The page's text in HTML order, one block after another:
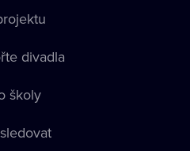
divadla
školy